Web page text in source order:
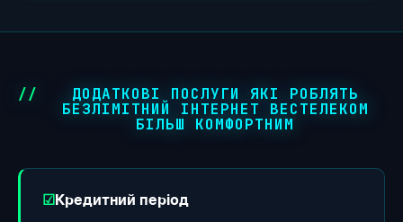
ДОДАТКОВІ ПОСЛУГИ ЯКІ РОБЛЯТЬ
БЕЗЛІМІТНИЙ ІНТЕРНЕТ ВЕСТЕЛЕКОМ
БІЛЬШ КОМФОРТНИМ
Кредитний період